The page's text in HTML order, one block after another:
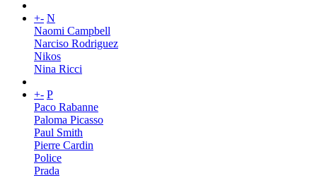
+- N
Naomi Campbell
Narciso Rodriguez
Nikos
Nina Ricci
+- P
Paco Rabanne
Paloma Picasso
Paul Smith
Pierre Cardin
Police
Prada